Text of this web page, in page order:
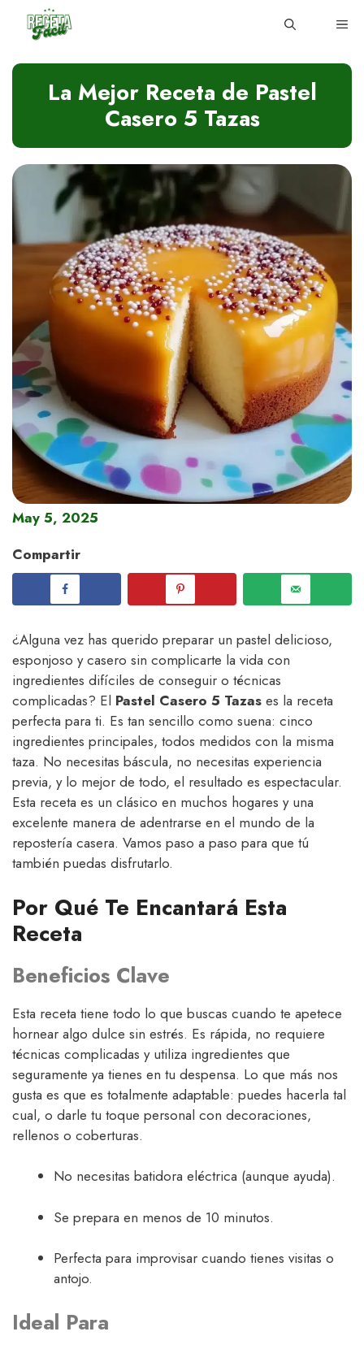
La Mejor Receta de Pastel
Casero 5 Tazas
May 5, 2025
Compartir
¿Alguna vez has querido preparar un pastel delicioso,
esponjoso y casero sin complicarte la vida con
ingredientes difíciles de conseguir o técnicas
complicadas? El Pastel Casero 5 Tazas es la receta
perfecta para ti. Es tan sencillo como suena: cinco
ingredientes principales, todos medidos con la misma
taza. No necesitas báscula, no necesitas experiencia
previa, y lo mejor de todo, el resultado es espectacular.
Esta receta es un clásico en muchos hogares y una
excelente manera de adentrarse en el mundo de la
repostería casera. Vamos paso a paso para que tú
también puedas disfrutarlo.
Por Qué Te Encantará Esta
Receta
Beneficios Clave
Esta receta tiene todo lo que buscas cuando te apetece
hornear algo dulce sin estrés. Es rápida, no requiere
técnicas complicadas y utiliza ingredientes que
seguramente ya tienes en tu despensa. Lo que más nos
gusta es que es totalmente adaptable: puedes hacerla tal
cual, o darle tu toque personal con decoraciones,
rellenos o coberturas.
No necesitas batidora eléctrica (aunque ayuda).
Se prepara en menos de 10 minutos.
Perfecta para improvisar cuando tienes visitas o
antojo.
Ideal Para